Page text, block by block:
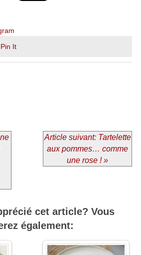
Pin It
Article suivant: Tartelette
aux pommes… comme
une rose ! »
cet article? Vous
également: